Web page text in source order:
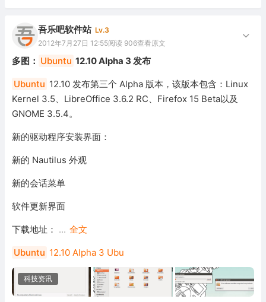
吾乐吧软件站 Lv.3
2012年7月27日 12:55阅读 906查看原文
多图： Ubuntu 12.10 Alpha 3 发布
Ubuntu 12.10 发布第三个 Alpha 版本，该版本包含：Linux
Kernel 3.5、LibreOffice 3.6.2 RC、Firefox 15 Beta以及
GNOME 3.5.4。
新的驱动程序安装界面：
新的 Nautilus 外观
新的会话菜单
软件更新界面
下载地址： ... 全文
Ubuntu 12.10 Alpha 3 Ubu
科技资讯